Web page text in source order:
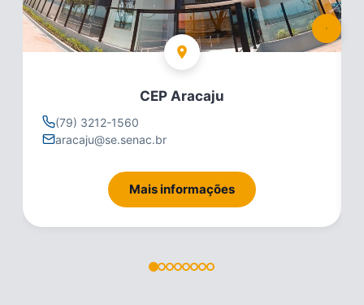
CEP Aracaju
(79) 3212-1560
aracaju@se.senac.br
Mais informações